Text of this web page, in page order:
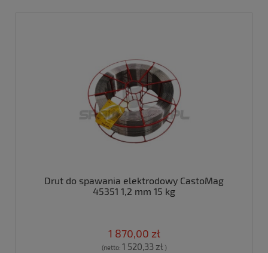
Drut do spawania elektrodowy CastoMag
45351 1,2 mm 15 kg
1 870,00 zł
(netto: 1 520,33 zł )